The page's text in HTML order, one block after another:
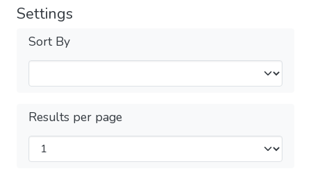
Settings
Sort By
Results per page